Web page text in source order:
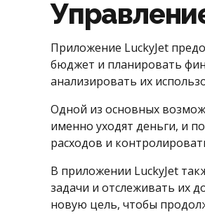
Приложение LuckyJet
бюджет и планировать
анализировать их
Одной из основных
именно уходят деньги, и
расходов и
В приложении LuckyJet
задачи и отслеживать их
новую цель, чтобы